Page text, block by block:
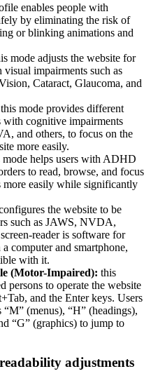
enables people with
by eliminating the risk of
or blinking animations and
mode adjusts the website for
impairments such as
Cataract, Glaucoma, and
this mode provides different
with cognitive impairments
and others, to focus on the
more easily.
mode helps users with ADHD
to read, browse, and focus
more easily while significantly
the website to be
such as JAWS, NVDA,
reader is software for
computer and smartphone,
with it.
(Motor-Impaired): this
persons to operate the website
and the Enter keys. Users
“M” (menus), “H” (headings),
“G” (graphics) to jump to
adjustments